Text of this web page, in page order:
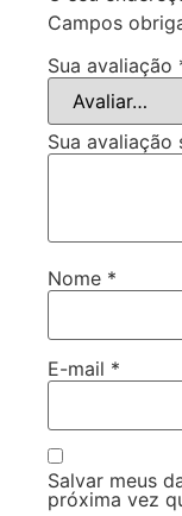
Campos
Sua avaliação
Sua
Nome *
E-mail *
Salvar meus
próxima vez